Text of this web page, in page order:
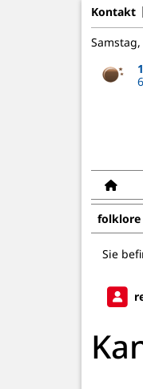
Kontakt
folklore
Sie